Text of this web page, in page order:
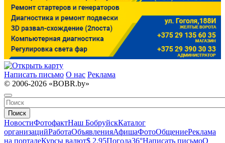
Написать письмо О нас Реклама
© 2006-2026 «BOBR.by»
Поиск
НовостиФотофактНаш БобруйскКаталог
организацийРаботаОбъявленияАфишаФотоОбщениеРеклама
на порталеКурсы валют$ 2.95Погода36°Написать письмоО